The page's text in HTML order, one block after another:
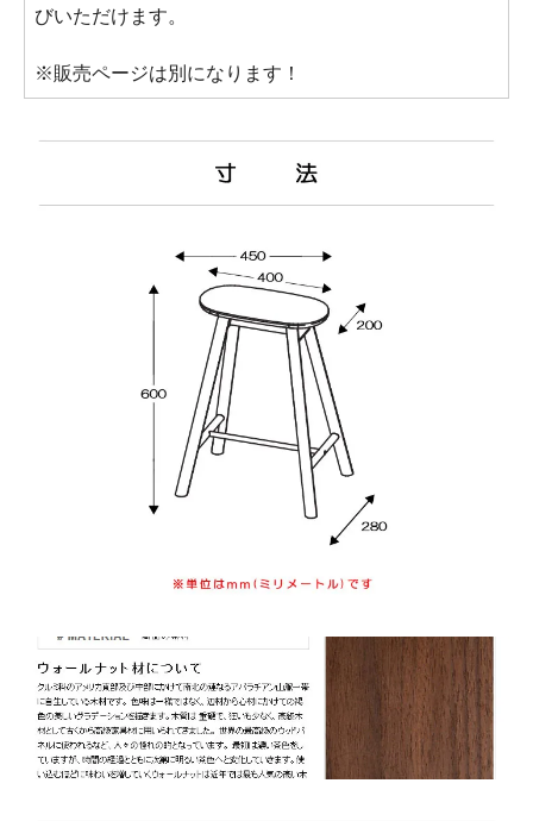
びいただけます。
※販売ページは別になります！